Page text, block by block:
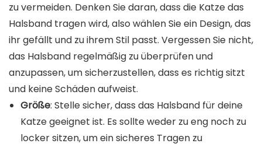
zu vermeiden. Denken Sie daran, dass die Katze das
Halsband tragen wird, also wählen Sie ein Design, das
ihr gefällt und zu ihrem Stil passt. Vergessen Sie nicht,
das Halsband regelmäßig zu überprüfen und
anzupassen, um sicherzustellen, dass es richtig sitzt
und keine Schäden aufweist.
Größe: Stelle sicher, dass das Halsband für deine
Katze geeignet ist. Es sollte weder zu eng noch zu
locker sitzen, um ein sicheres Tragen zu